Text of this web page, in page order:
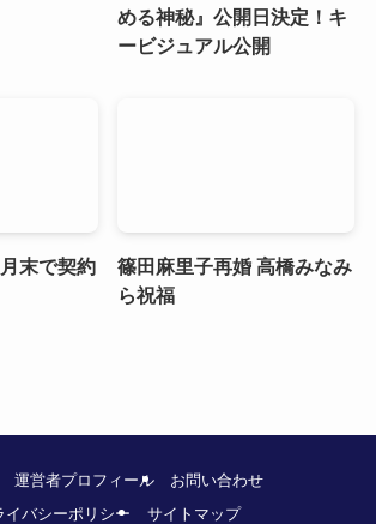
める神秘』公開日決定！キ
ービジュアル公開
末で契約
篠田麻里子再婚 高橋みなみ
ら祝福
運営者プロフィール
お問い合わせ
イバシーポリシー
サイトマップ